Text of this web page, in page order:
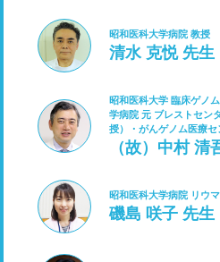
昭和医科大学病院 教授
清水 克悦 先生
昭和医科大学 臨床ゲノ
学病院 元 ブレストセン
授）・がんゲノム医療
（故）中村 清
昭和医科大学病院 リウ
磯島 咲子 先生